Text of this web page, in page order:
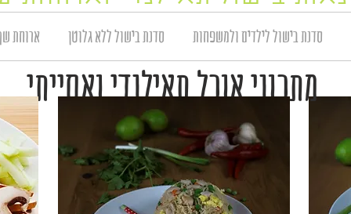
ארוחת סדנת בישול ללא גלוטן סדנת בישול לילדים ולמשפחות
מתכוני אוכל תאילנדי ואסייתי